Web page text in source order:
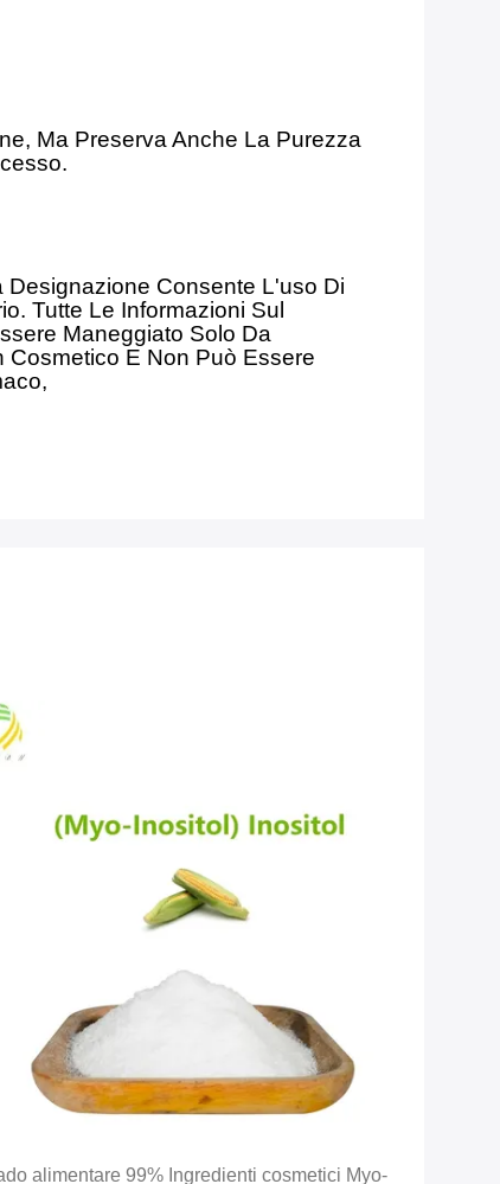
Ma Preserva Anche La Purezza
Designazione Consente L'uso Di
Tutte Le Informazioni Sul
Maneggiato Solo Da
Cosmetico E Non Può Essere
alimentare 99% Ingredienti cosmetici Myo-